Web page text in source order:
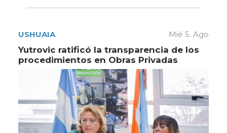
USHUAIA Mié 5. Ago
Yutrovic ratificó la transparencia de los
procedimientos en Obras Privadas